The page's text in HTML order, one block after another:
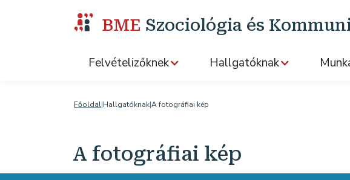
BME Szociológia és
Felvételizőknek Hallgatóknak
Főoldal|Hallgatóknak|A fotográfiai kép
A fotográfiai kép